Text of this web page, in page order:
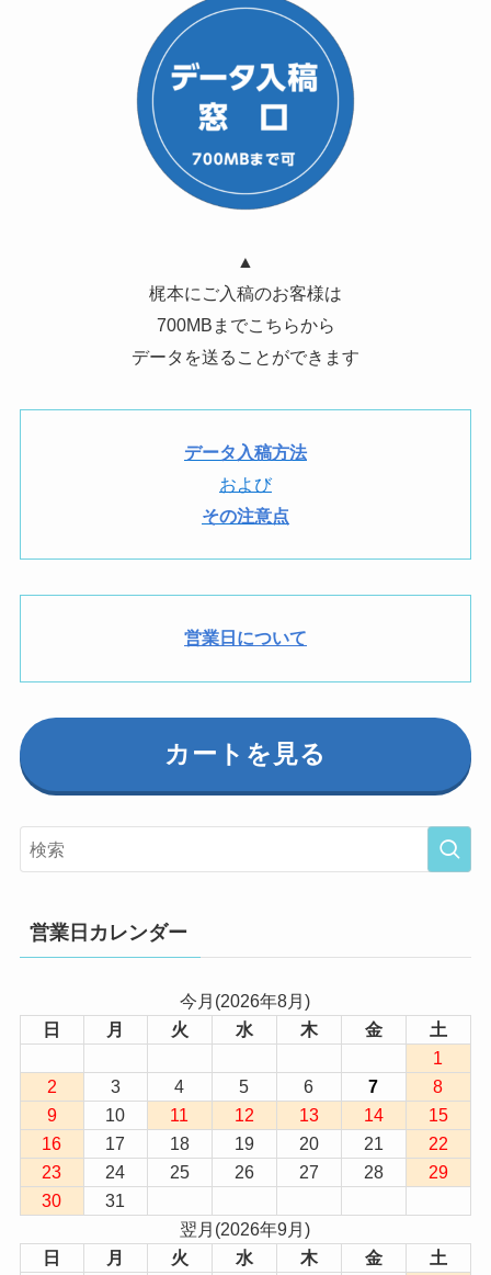
▲
梶本にご入稿のお客様は
700MBまでこちらから
データを送ることができます
データ入稿方法
および
その注意点
営業日について
カートを見る
営業日カレンダー
今月(2026年8月)
日
月 火 水 木 金
土
1
2
3 4 5 6 7
8
9
10 11 12 13 14
15
16
17 18 19 20 21
22
23
24 25 26 27 28
29
30
31
翌月(2026年9月)
日
月 火 水 木 金
土